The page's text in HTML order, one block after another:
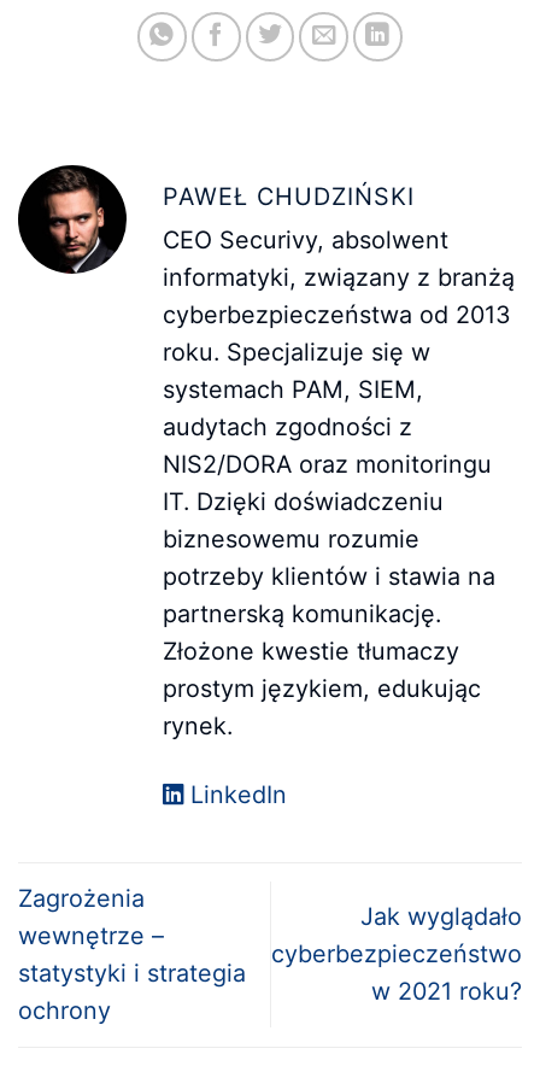
PAWEŁ CHUDZIŃSKI
CEO Securivy, absolwent
informatyki, związany z branżą
cyberbezpieczeństwa od 2013
roku. Specjalizuje się w
systemach PAM, SIEM,
audytach zgodności z
NIS2/DORA oraz monitoringu
IT. Dzięki doświadczeniu
biznesowemu rozumie
potrzeby klientów i stawia na
partnerską komunikację.
Złożone kwestie tłumaczy
prostym językiem, edukując
rynek.
LinkedIn
Zagrożenia
wewnętrze –
statystyki i strategia
ochrony
Jak wyglądało
cyberbezpieczeństwo
w 2021 roku?